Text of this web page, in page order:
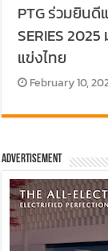
PTG ร่วมยินดี
SERIES
แข่งไทย
February 10,
Advertisement